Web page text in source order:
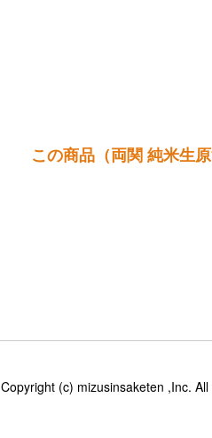
この商品（両関 純米生
Copyright (c) mizusinsaketen ,Inc.